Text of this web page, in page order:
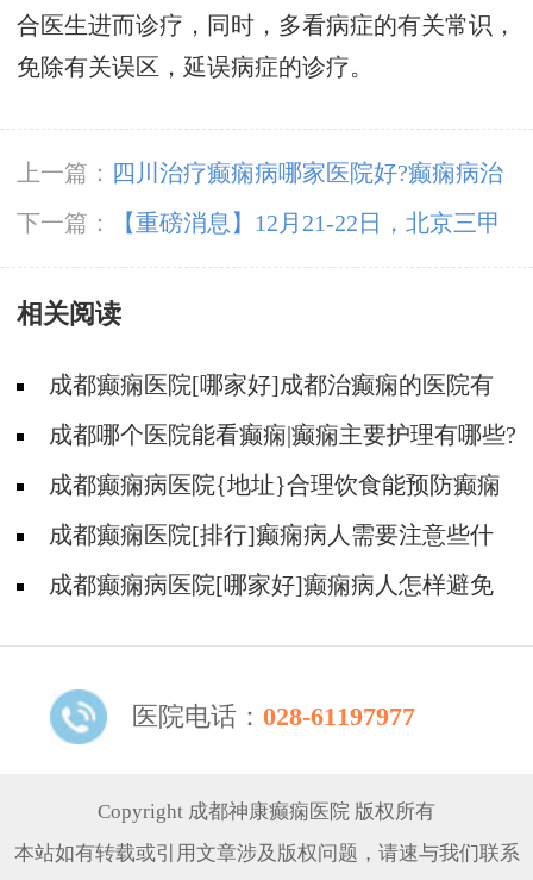
合医生进而诊疗，同时，多看病症的有关常识，
免除有关误区，延误病症的诊疗。
上一篇：
四川治疗癫痫病哪家医院好?癫痫病治
疗大概要花多少钱?
下一篇：
【重磅消息】12月21-22日，北京三甲
癫痫大咖携手0元会诊，高达12000元援助，名额
有限，速约!
相关阅读
成都癫痫医院[哪家好]成都治癫痫的医院有
哪些?成都哪个医院能看癫痫|癫痫主要护理有哪些?
成都癫痫病医院{地址}合理饮食能预防癫痫
发作吗?
成都癫痫医院[排行]癫痫病人需要注意些什
么
成都癫痫病医院[哪家好]癫痫病人怎样避免
医院电话： 028-61197977
Copyright 成都神康癫痫医院 版权所有
本站如有转载或引用文章涉及版权问题，请速与我们联系